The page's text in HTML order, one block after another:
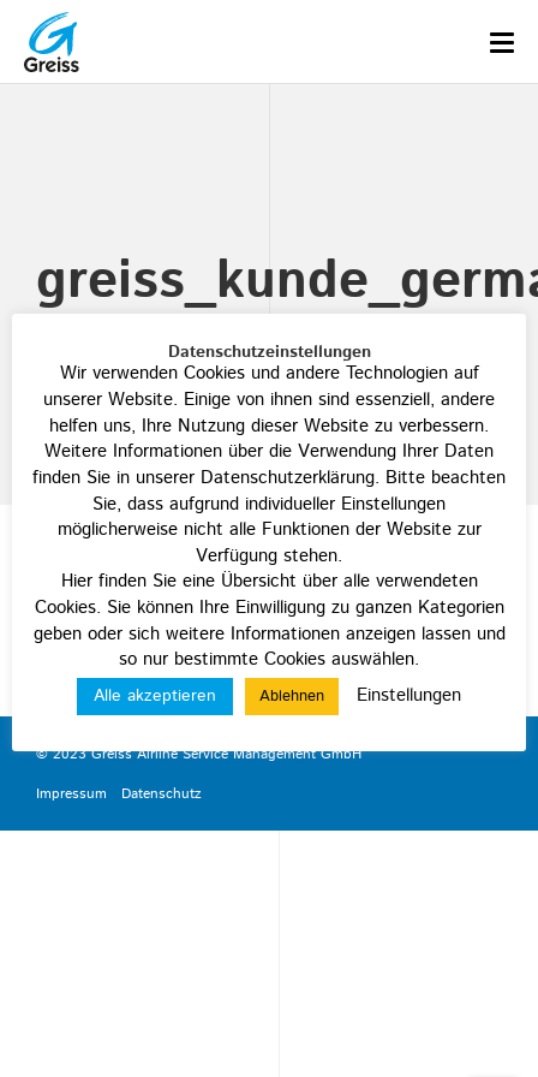
© 2023 Greiss Airline Service Management GmbH
Impressum
Datenschutz
Datenschutzeinstellungen
Wir verwenden Cookies und andere Technologien auf
unserer Website. Einige von ihnen sind essenziell, andere
helfen uns, Ihre Nutzung dieser Website zu verbessern.
Weitere Informationen über die Verwendung Ihrer Daten
finden Sie in unserer Datenschutzerklärung. Bitte beachten
Sie, dass aufgrund individueller Einstellungen
möglicherweise nicht alle Funktionen der Website zur
Verfügung stehen.
Hier finden Sie eine Übersicht über alle verwendeten
Cookies. Sie können Ihre Einwilligung zu ganzen Kategorien
geben oder sich weitere Informationen anzeigen lassen und
so nur bestimmte Cookies auswählen.
Alle akzeptieren Ablehnen Einstellungen